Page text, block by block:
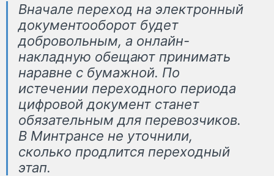
Вначале переход на электронный
документооборот будет
добровольным, а онлайн-
накладную обещают принимать
наравне с бумажной. По
истечении переходного периода
цифровой документ станет
обязательным для перевозчиков.
В Минтрансе не уточнили,
сколько продлится переходный
этап.